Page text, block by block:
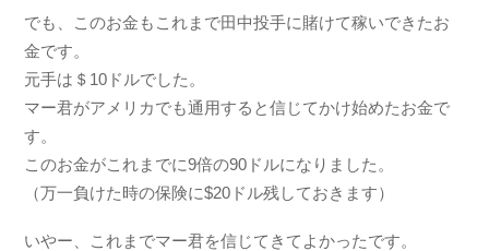
でも、このお金もこれまで田中投手に賭けて稼いできたお
金です。
元手は＄10ドルでした。
マー君がアメリカでも通用すると信じてかけ始めたお金で
す。
このお金がこれまでに9倍の90ドルになりました。
（万一負けた時の保険に$20ドル残しておきます）
いやー、これまでマー君を信じてきてよかったです。